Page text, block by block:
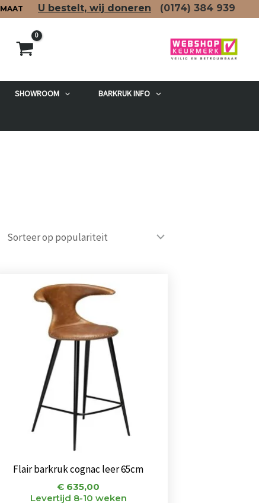
U bestelt, wij doneren (0174) 384 939
SHOWROOM BARKRUK INFO
Flair barkruk cognac leer 65cm
€ 635,00
Levertijd 8-10 weken